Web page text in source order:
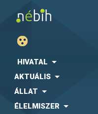
HIVATAL
AKTUÁLIS
ÁLLAT
ÉLELMISZER